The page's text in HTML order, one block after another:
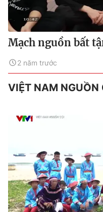
Mạch nguồn bất
2 năm trước
VIỆT NAM NGUỒN